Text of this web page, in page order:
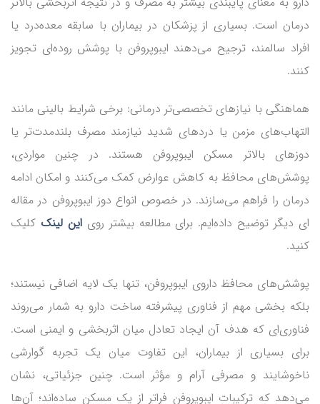
درمان است. بسیاری از پزشکان در بیماران با سابقه معده‌درد یا
افراد سالمند، ترجیح می‌دهند ایبوپروفن با پوشش روده‌ای تجویز
کنند.
هماهنگی با نیازهای تخصصی‌تر درمانی: برخی شرایط بالینی مانند
التهاب‌های مزمن یا دردهای شدید نیازمند مصرف بلندمدت‌تر یا
دوزهای بالاتر مسکن ایبوپروفن هستند. در چنین مواردی،
پوشش‌های محافظ به کاهش عوارض کمک می‌کنند و امکان ادامه
درمان را فراهم می‌سازند. در خصوص انواع دوز ایبوپروفن در مقاله
ای دیگر توضیح داده‌ایم. برای مطالعه بیشتر رویاین لینک کلیک
کنید.
پوشش‌های محافظ داروی ایبوپروفن، تنها یک لایه اضافی نیستند؛
بلکه بخشی مهم از فناوری پیشرفته ساخت دارو به شمار می‌روند
فناوری‌ای که هدف آن ایجاد تعادل میان اثربخشی و ایمنی است.
برای بسیاری از بیماران، این تفاوت میان یک تجربه گوارشی
ناخوشایند و مصرفی آرام و مؤثر است. چنین جزئیاتی، نشان
می‌دهد که ترکیبات ایبوپروفن فراتر از یک مسکن ساده‌اند؛ آن‌ها